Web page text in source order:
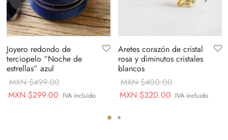
Joyero redondo de
terciopelo “Noche de
estrellas” azul
MXN $499.00
Original
MXN $299.00 Current
IVA incluido
Aretes corazón de cristal
rosa y diminutos cristales
blancos
MXN $400.00
Original
was:
MXN $320.00 Current
IVA incluido